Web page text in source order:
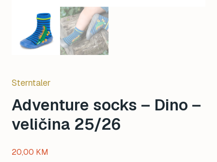
Sterntaler
Adventure socks – Dino –
veličina 25/26
20,00 KM